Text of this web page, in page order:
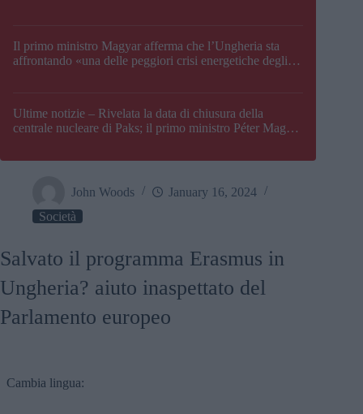
Il primo ministro Magyar afferma che l’Ungheria sta
affrontando «una delle peggiori crisi energetiche degli
Ultime notizie – Rivelata la data di chiusura della
centrale nucleare di Paks; il primo ministro Péter Magyar
John Woods
January 16, 2024
Società
Salvato il programma Erasmus in
Ungheria? aiuto inaspettato del
Parlamento europeo
Cambia lingua: